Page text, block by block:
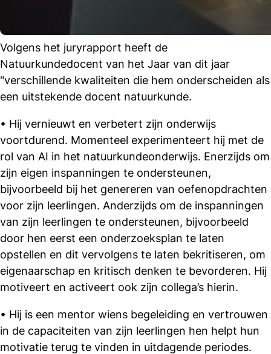
Volgens het juryrapport heeft de
Natuurkundedocent van het Jaar van dit jaar
"verschillende kwaliteiten die hem onderscheiden als
een uitstekende docent natuurkunde.
• Hij vernieuwt en verbetert zijn onderwijs
voortdurend. Momenteel experimenteert hij met de
rol van AI in het natuurkundeonderwijs. Enerzijds om
zijn eigen inspanningen te ondersteunen,
bijvoorbeeld bij het genereren van oefenopdrachten
voor zijn leerlingen. Anderzijds om de inspanningen
van zijn leerlingen te ondersteunen, bijvoorbeeld
door hen eerst een onderzoeksplan te laten
opstellen en dit vervolgens te laten bekritiseren, om
eigenaarschap en kritisch denken te bevorderen. Hij
motiveert en activeert ook zijn collega’s hierin.
• Hij is een mentor wiens begeleiding en vertrouwen
in de capaciteiten van zijn leerlingen hen helpt hun
motivatie terug te vinden in uitdagende periodes.